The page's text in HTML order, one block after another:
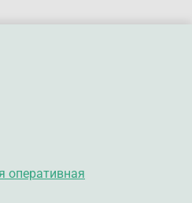
оперативная